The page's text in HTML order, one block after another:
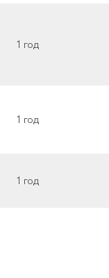
1 год
1 год
1 год